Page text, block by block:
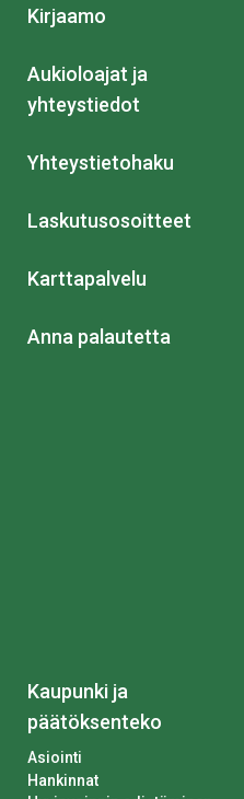
Kirjaamo
Aukioloajat ja
yhteystiedot
Yhteystietohaku
Laskutusosoitteet
Karttapalvelu
Anna palautetta
Kaupunki ja
päätöksenteko
Asiointi
Hankinnat